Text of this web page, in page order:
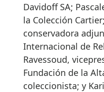
Davidoff SA;
la Colección
conservadora
Internacional de
Ravessoud,
Fundación de la
coleccionista; y